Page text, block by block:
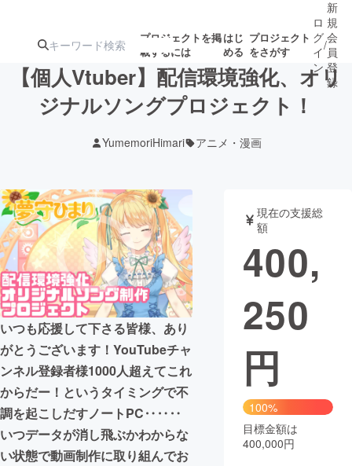
プロジェクトを掲
載するには
はじ
める
プロジェクト
をさがす
ターン
ジェクト
ロジェクト
アート・写真 音楽
テクノロジー・ガジェット ゲーム・サ
映像・映画
ビジネス・起業
まちづくり・地域活性化
CAMPFIRE for Social Good
CAMPFIRE Creation
CAMPFIREふるさと納税machi-ya コミュニティ
ロ
グ
イ
ン
/
新
規
会
員
登
録
【個人Vtuber】配信環境強化、オリ
ジナルソングプロジェクト！
YumemoriHimari アニメ・漫画
いつも応援して下さる皆様、あり
がとうございます！YouTubeチャ
ンネル登録者様1000人超えてこれ
からだー！というタイミングで不
調を起こしだすノートPC‥‥‥
いつデータが消し飛ぶかわからな
い状態で動画制作に取り組んでお
現在の支援総
額
400,
250
円
100%
目標金額は
400,000円